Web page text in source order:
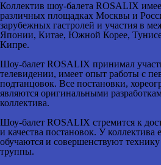
Коллектив шоу-балета ROSALIX
различных площадках Москвы и
зарубежных гастролей и участия в
Японии, Китае, Южной Корее,
Кипре.
Шоу-балет ROSALIX принимал
телевидении, имеет опыт работы с
подтанцовок. Все постановки,
являются оригинальными
коллектива.
Шоу-балет ROSALIX стремится к
и качества постановок. У коллектива
обучаются и совершенствуют
труппы.